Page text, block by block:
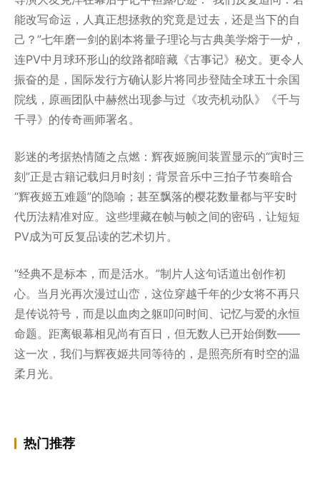
能改写命运，人真正想拯救的究竟是过去，还是当下的自
己？”七年磨一剑的剧本将量子理论与古典美学熔于一炉，
连PV中月球环形山的纹路都暗藏《古事记》秘文。更令人
振奋的是，国际发行方确认影片将同步登陆全球五十余国
院线，原画团队中赫然出现参与过《攻壳机动队》《千与
千寻》的传奇画师署名。
影迷的考据热情随之点燃：辉夜姬腕间装置显示的“寅时三
刻”正是古籍记载归月时刻；背景音乐中三拍子节奏暗合
“辉夜姬五难题”的隐喻；甚至飘落的樱花数量都与平安时
代历法精准对应。这些埋藏在帧与帧之间的密码，让短短
PV成为可反复品读的艺术切片。
“经典不是标本，而是活水。”制片人这句话道出创作初
心。当月光再次漫过山峦，这位穿越千年的少女将不再只
是传说符号，而是以血肉之躯叩问时间、记忆与爱的永恒
命题。距离银幕相见尚有百日，但无数人已开始倒数——
这一次，我们与辉夜姬共同等待的，是照亮所有时空的温
柔月光。
热门推荐